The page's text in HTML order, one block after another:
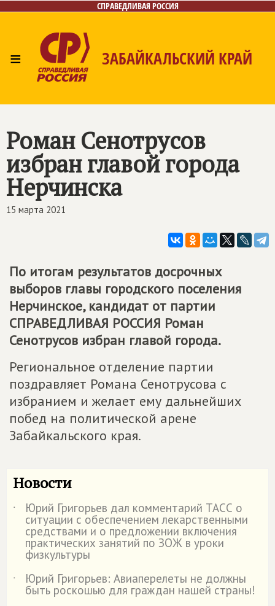
СПРАВЕДЛИВАЯ РОССИЯ
≡ ЗАБАЙКАЛЬСКИЙ КРАЙ
Роман Сенотрусов
избран главой города
Нерчинска
15 марта 2021
По итогам результатов досрочных
выборов главы городского поселения
Нерчинское, кандидат от партии
СПРАВЕДЛИВАЯ РОССИЯ Роман
Сенотрусов избран главой города.
Региональное отделение партии
поздравляет Романа Сенотрусова с
избранием и желает ему дальнейших
побед на политической арене
Забайкальского края.
Новости
˙ Юрий Григорьев дал комментарий ТАСС о
ситуации с обеспечением лекарственными
средствами и о предложении включения
практических занятий по ЗОЖ в уроки
физкультуры
˙
Юрий Григорьев: Авиаперелеты не должны
быть роскошью для граждан нашей страны!